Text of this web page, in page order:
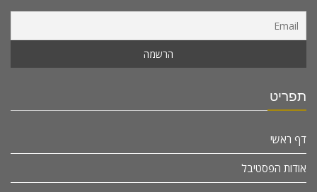
תפריט
דף ראשי
אודות הפסטיבל